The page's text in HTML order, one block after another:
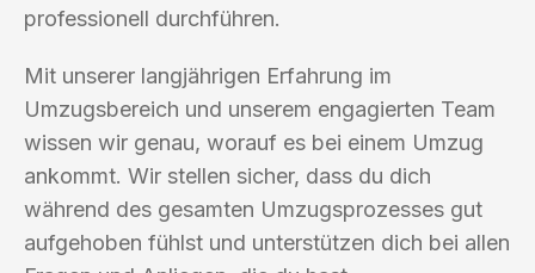
professionell durchführen.
Mit unserer langjährigen Erfahrung im
Umzugsbereich und unserem engagierten Team
wissen wir genau, worauf es bei einem Umzug
ankommt. Wir stellen sicher, dass du dich
während des gesamten Umzugsprozesses gut
aufgehoben fühlst und unterstützen dich bei allen